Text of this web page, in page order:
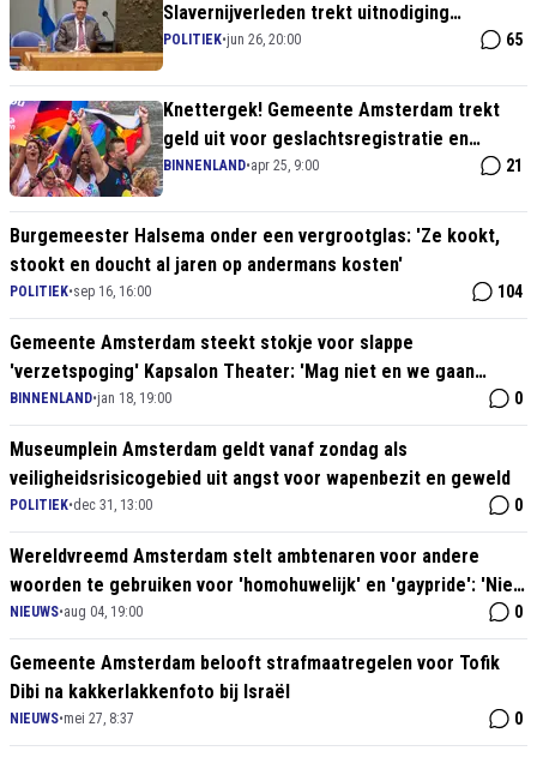
Slavernijverleden trekt uitnodiging
Kamervoorzitter Martin Bosma (PVV) in
POLITIEK•jun 26, 20:00 65
Knettergek! Gemeente Amsterdam trekt
geld uit voor geslachtsregistratie en
negeert landelijk beleid
BINNENLAND•apr 25, 9:00 21
Burgemeester Halsema onder een vergrootglas: 'Ze kookt,
stookt en doucht al jaren op andermans kosten'
POLITIEK•sep 16, 16:00 104
Gemeente Amsterdam steekt stokje voor slappe
'verzetspoging' Kapsalon Theater: 'Mag niet en we gaan
handhaven!'
BINNENLAND•jan 18, 19:00 0
Museumplein Amsterdam geldt vanaf zondag als
veiligheidsrisicogebied uit angst voor wapenbezit en geweld
POLITIEK•dec 31, 13:00 0
Wereldvreemd Amsterdam stelt ambtenaren voor andere
woorden te gebruiken voor 'homohuwelijk' en 'gaypride': 'Niet
inclusief genoeg'
NIEUWS•aug 04, 19:00 0
Gemeente Amsterdam belooft strafmaatregelen voor Tofik
Dibi na kakkerlakkenfoto bij Israël
NIEUWS•mei 27, 8:37 0